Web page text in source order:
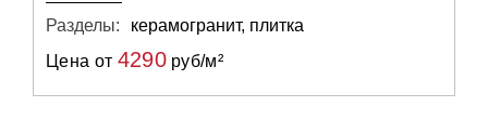
Разделы:
керамогранит, плитка
Цена от 4290руб/м²